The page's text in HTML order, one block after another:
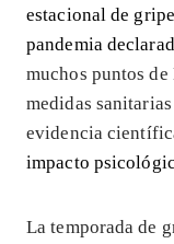
estacional de
pandemia
muchos puntos
medidas
evidencia
impacto
La temporada de